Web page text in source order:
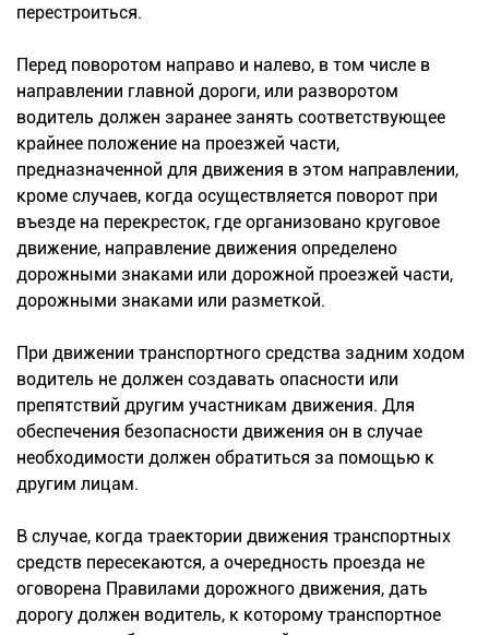
перестроиться.
Перед поворотом направо и налево, в том числе в
направлении главной дороги, или разворотом
водитель должен заранее занять соответствующее
крайнее положение на проезжей части,
предназначенной для движения в этом направлении,
кроме случаев, когда осуществляется поворот при
въезде на перекресток, где организовано круговое
движение, направление движения определено
дорожными знаками или дорожной проезжей части,
дорожными знаками или разметкой.
При движении транспортного средства задним ходом
водитель не должен создавать опасности или
препятствий другим участникам движения. Для
обеспечения безопасности движения он в случае
необходимости должен обратиться за помощью к
другим лицам.
В случае, когда траектории движения транспортных
средств пересекаются, а очередность проезда не
оговорена Правилами дорожного движения, дать
дорогу должен водитель, к которому транспортное